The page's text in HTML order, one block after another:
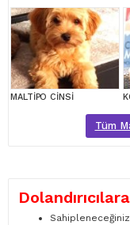
MALTİPO CİNSİ
Tüm